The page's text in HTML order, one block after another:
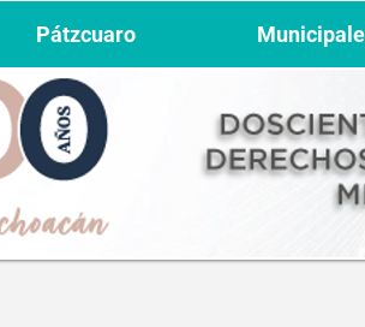
Pátzcuaro